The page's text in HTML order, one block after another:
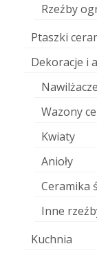
Rzeźby
Ptaszki
Dekoracje i
Wazony
Kwiaty
Anioły
Ceramika
Inne
Kuchnia